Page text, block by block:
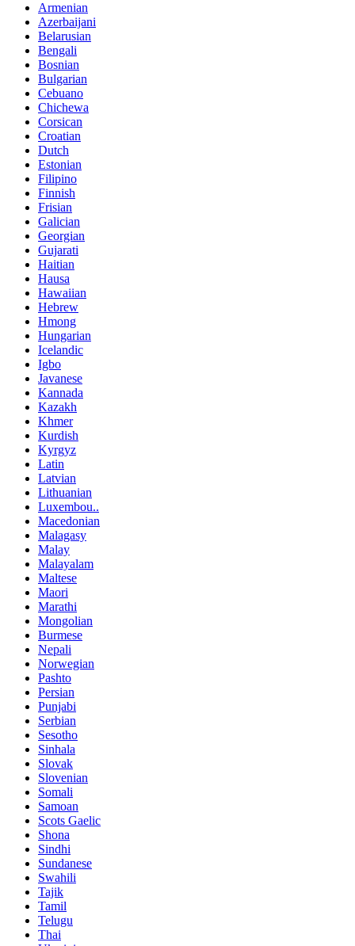
Armenian
Azerbaijani
Belarusian
Bengali
Bosnian
Bulgarian
Cebuano
Chichewa
Corsican
Croatian
Dutch
Estonian
Filipino
Finnish
Frisian
Galician
Georgian
Gujarati
Haitian
Hausa
Hawaiian
Hebrew
Hmong
Hungarian
Icelandic
Igbo
Javanese
Kannada
Kazakh
Khmer
Kurdish
Kyrgyz
Latin
Latvian
Lithuanian
Luxembou..
Macedonian
Malagasy
Malay
Malayalam
Maltese
Maori
Marathi
Mongolian
Burmese
Nepali
Norwegian
Pashto
Persian
Punjabi
Serbian
Sesotho
Sinhala
Slovak
Slovenian
Somali
Samoan
Scots Gaelic
Shona
Sindhi
Sundanese
Swahili
Tajik
Tamil
Telugu
Thai